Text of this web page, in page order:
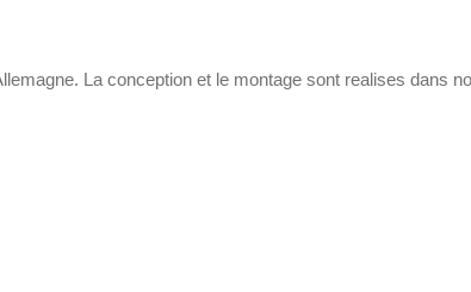
La conception et le montage sont realises dans